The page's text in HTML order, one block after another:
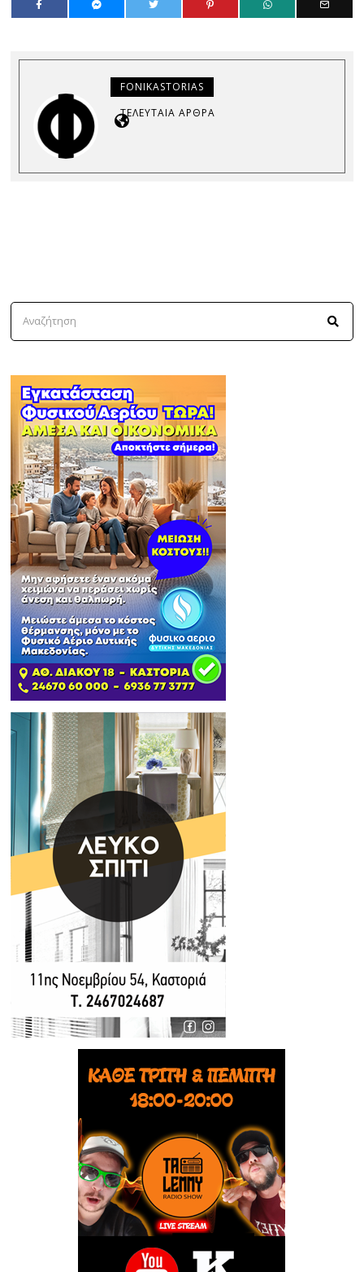
FONIKASTORIAS
ΤΕΛΕΥΤΑΊΑ ΆΡΘΡΑ